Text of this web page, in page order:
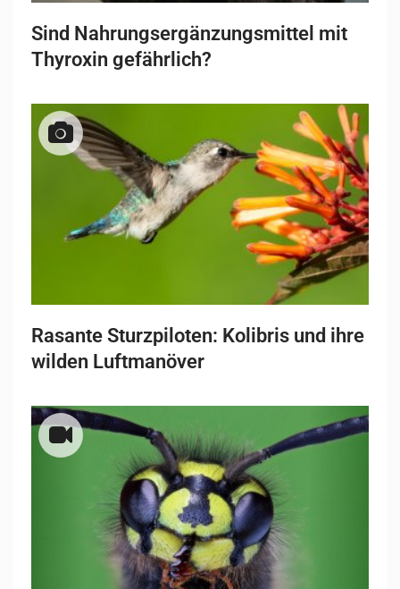
Sind Nahrungsergänzungsmittel mit
Thyroxin gefährlich?
Rasante Sturzpiloten: Kolibris und ihre
wilden Luftmanöver